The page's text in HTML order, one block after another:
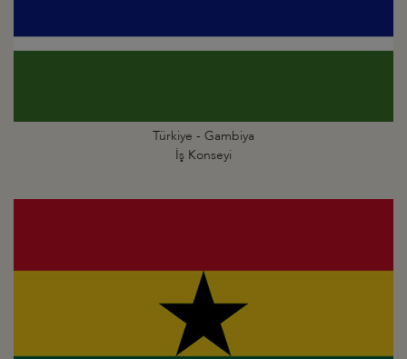
Türkiye - Gambiya
İş Konseyi